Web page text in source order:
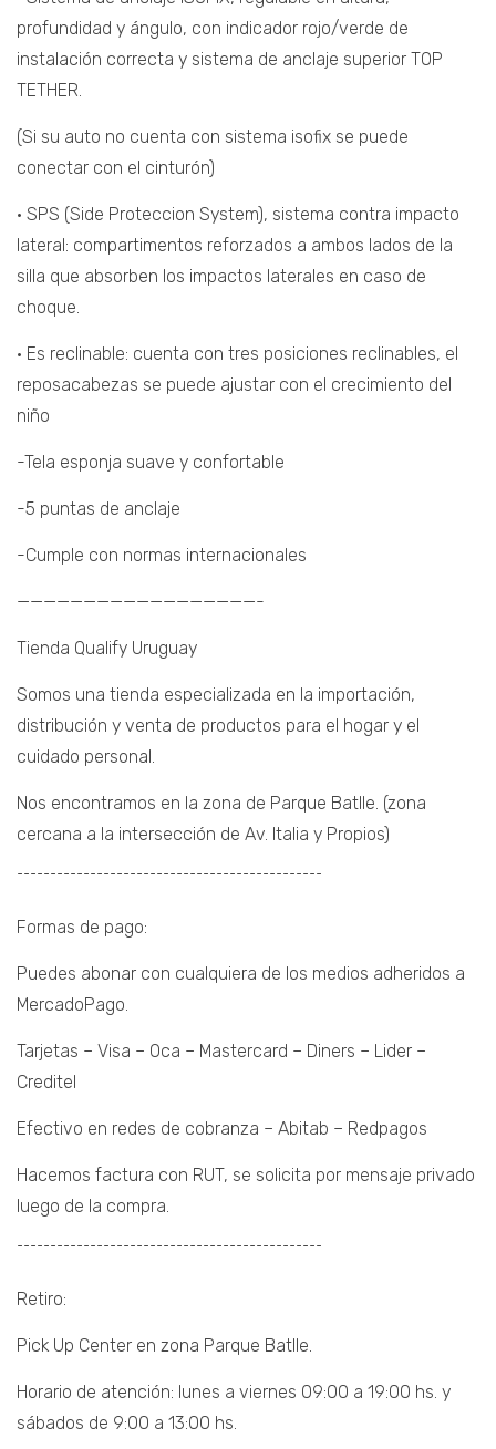
profundidad y ángulo, con indicador rojo/verde de
instalación correcta y sistema de anclaje superior TOP
TETHER.
(Si su auto no cuenta con sistema isofix se puede
conectar con el cinturón)
• SPS (Side Proteccion System), sistema contra impacto
lateral: compartimentos reforzados a ambos lados de la
silla que absorben los impactos laterales en caso de
choque.
• Es reclinable: cuenta con tres posiciones reclinables, el
reposacabezas se puede ajustar con el crecimiento del
niño
-Tela esponja suave y confortable
-5 puntas de anclaje
-Cumple con normas internacionales
——————————————————-
Tienda Qualify Uruguay
Somos una tienda especializada en la importación,
distribución y venta de productos para el hogar y el
cuidado personal.
Nos encontramos en la zona de Parque Batlle. (zona
cercana a la intersección de Av. Italia y Propios)
¯¯¯¯¯¯¯¯¯¯¯¯¯¯¯¯¯¯¯¯¯¯¯¯¯¯¯¯¯¯¯¯¯¯¯¯¯¯¯¯¯¯¯¯¯¯
Formas de pago:
Puedes abonar con cualquiera de los medios adheridos a
MercadoPago.
Tarjetas – Visa – Oca – Mastercard – Diners – Lider –
Creditel
Efectivo en redes de cobranza – Abitab – Redpagos
Hacemos factura con RUT, se solicita por mensaje privado
luego de la compra.
¯¯¯¯¯¯¯¯¯¯¯¯¯¯¯¯¯¯¯¯¯¯¯¯¯¯¯¯¯¯¯¯¯¯¯¯¯¯¯¯¯¯¯¯¯¯
Retiro:
Pick Up Center en zona Parque Batlle.
Horario de atención: lunes a viernes 09:00 a 19:00 hs. y
sábados de 9:00 a 13:00 hs.